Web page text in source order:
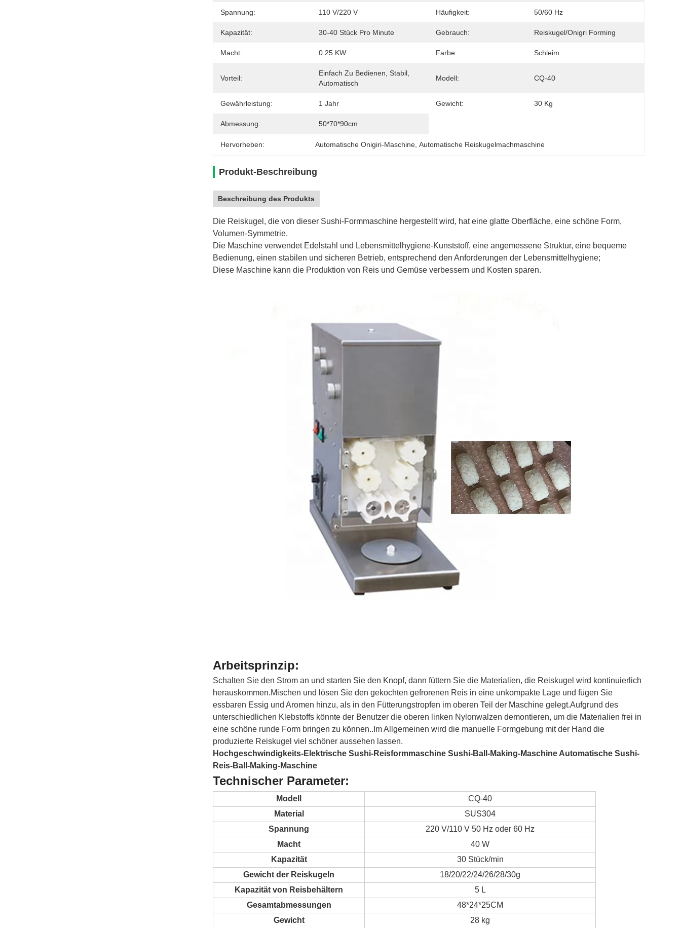
Spannung: 110 V/220 V Häufigkeit: 50/60 Hz
Kapazität: 30-40 Stück Pro Minute Gebrauch: Reiskugel/Onigri Forming
Macht: 0.25 KW Farbe: Schleim
Vorteil:
Einfach Zu Bedienen, Stabil,
Automatisch
Modell: CQ-40
Gewährleistung: 1 Jahr Gewicht: 30 Kg
Abmessung: 50*70*90cm
Hervorheben: Automatische Onigiri-Maschine , Automatische Reiskugelmachmaschine
Produkt-Beschreibung
Beschreibung des Produkts
Die Reiskugel, die von dieser Sushi-Formmaschine hergestellt wird, hat eine glatte Oberfläche, eine schöne Form,
Volumen-Symmetrie.
Die Maschine verwendet Edelstahl und Lebensmittelhygiene-Kunststoff, eine angemessene Struktur, eine bequeme
Bedienung, einen stabilen und sicheren Betrieb, entsprechend den Anforderungen der Lebensmittelhygiene;
Diese Maschine kann die Produktion von Reis und Gemüse verbessern und Kosten sparen.
Arbeitsprinzip:
Schalten Sie den Strom an und starten Sie den Knopf, dann füttern Sie die Materialien, die Reiskugel wird kontinuierlich
herauskommen.Mischen und lösen Sie den gekochten gefrorenen Reis in eine unkompakte Lage und fügen Sie
essbaren Essig und Aromen hinzu, als in den Fütterungstropfen im oberen Teil der Maschine gelegt.Aufgrund des
unterschiedlichen Klebstoffs könnte der Benutzer die oberen linken Nylonwalzen demontieren, um die Materialien frei in
eine schöne runde Form bringen zu können..Im Allgemeinen wird die manuelle Formgebung mit der Hand die
produzierte Reiskugel viel schöner aussehen lassen.
Hochgeschwindigkeits-Elektrische Sushi-Reisformmaschine Sushi-Ball-Making-Maschine Automatische Sushi-
Reis-Ball-Making-Maschine
Technischer Parameter:
Modell
CQ-40
Material
SUS304
Spannung
220 V/110 V 50 Hz oder 60 Hz
Macht
40 W
Kapazität
30 Stück/min
Gewicht der Reiskugeln
18/20/22/24/26/28/30g
Kapazität von Reisbehältern
5 L
Gesamtabmessungen
48*24*25CM
Gewicht
28 kg